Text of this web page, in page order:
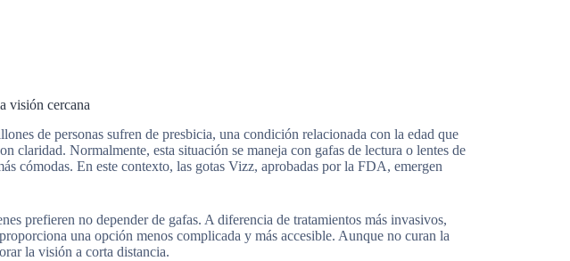
visión cercana
de personas sufren de presbicia, una condición relacionada con la edad que
claridad. Normalmente, esta situación se maneja con gafas de lectura o lentes de
cómodas. En este contexto, las gotas Vizz, aprobadas por la FDA, emergen
prefieren no depender de gafas. A diferencia de tratamientos más invasivos,
una opción menos complicada y más accesible. Aunque no curan la
la visión a corta distancia.